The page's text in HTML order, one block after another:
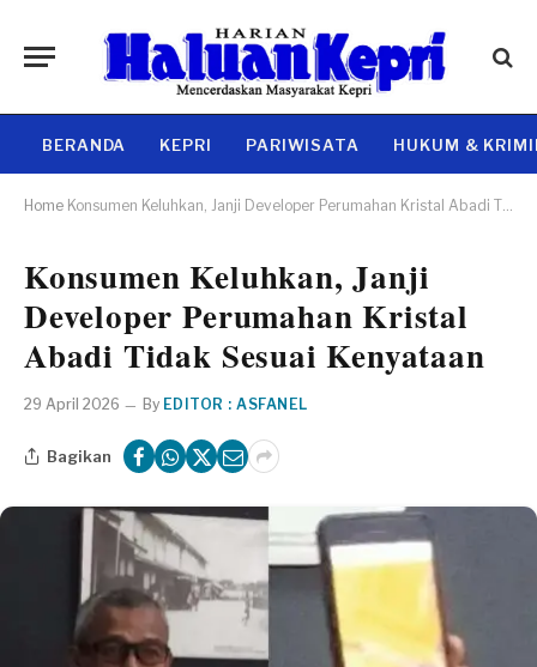
BERANDA KEPRI PARIWISATA HUKUM &
Home Konsumen Keluhkan, Janji Developer Perumahan Kristal Abadi Tidak Sesuai Kenyataan
Konsumen Keluhkan, Janji
Developer Perumahan Kristal
Abadi Tidak Sesuai Kenyataan
29 April 2026 By EDITOR : ASFANEL
Bagikan